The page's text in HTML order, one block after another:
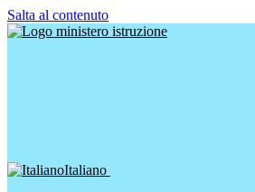
Salta al contenuto
Italiano